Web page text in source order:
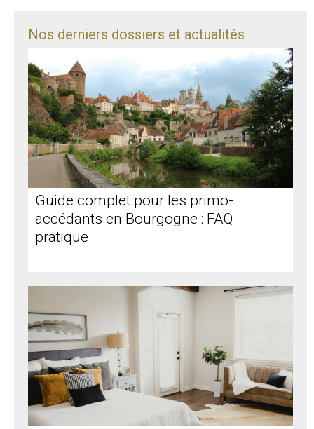
Nos derniers dossiers et actualités
Guide complet pour les primo-
accédants en Bourgogne : FAQ
pratique